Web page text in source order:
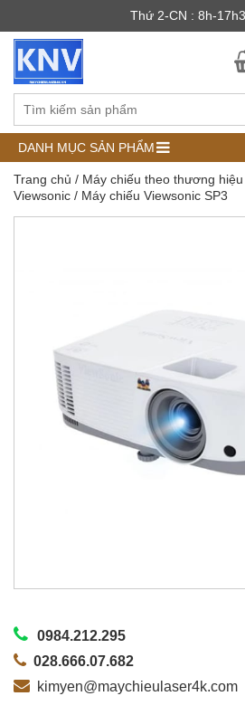
Thứ 2-CN : 8h-
DANH MỤC SẢN PHẨM
Trang chủ / Máy chiếu theo thương hiệu
Viewsonic / Máy chiếu Viewsonic SP3
0984.212.295
028.666.07.682
kimyen@maychieulaser4k.com